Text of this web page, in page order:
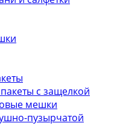
с защелкой
мешки
пузырчатой